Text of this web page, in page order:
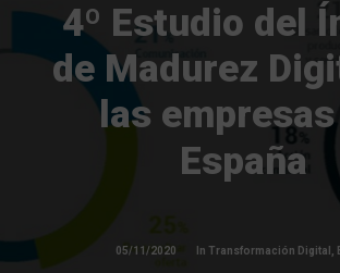
4º Estudio del
de Madurez
las empresas
España
05/11/2020 In Transformación Digital